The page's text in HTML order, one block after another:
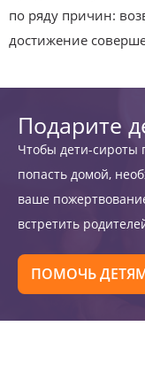
по ряду причин:
достижение
Подарите
Чтобы дети-сироты
попасть домой,
ваше
встретить
ПОМОЧЬ